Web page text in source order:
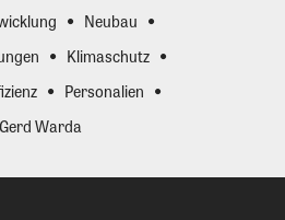
Neubau
Klimaschutz
Personalien
Gerd Warda